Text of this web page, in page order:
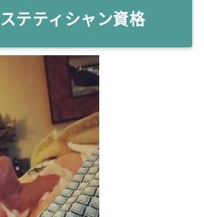
テティシャン資格